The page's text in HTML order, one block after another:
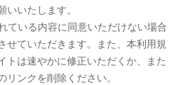
いたします。
ている内容に同意いただけない場合
せていただきます。また、本利用規
トは速やかに修正いただくか、また
ンクを削除ください。